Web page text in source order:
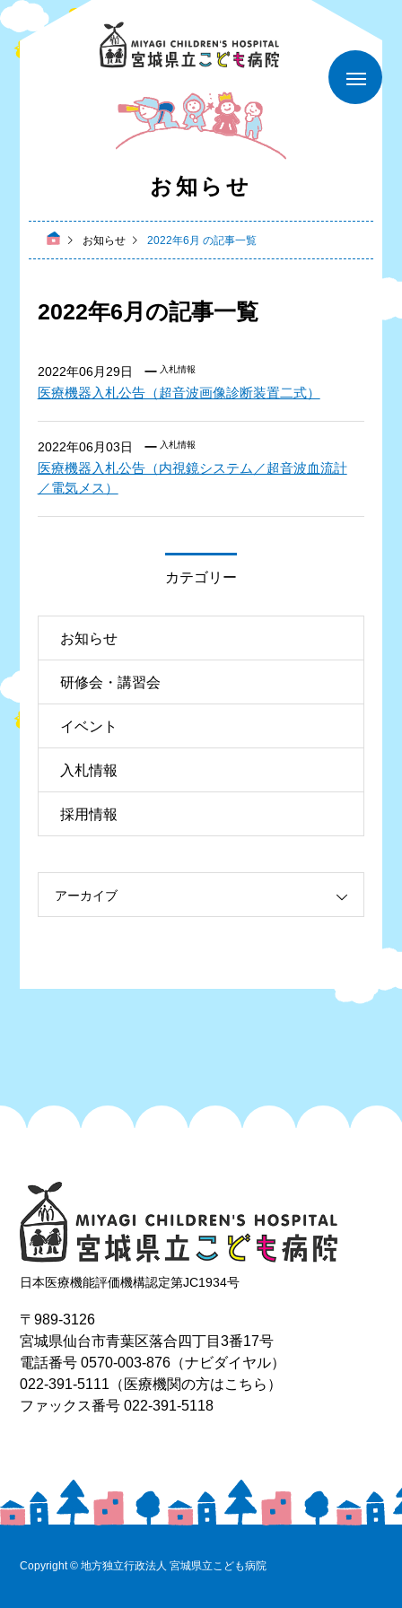
お知らせ
お知らせ 2022年6月 の記事一覧
2022年6月の記事一覧
2022年06月29日 入札情報
医療機器入札公告（超音波画像診断装置二式）
2022年06月03日 入札情報
医療機器入札公告（内視鏡システム／超音波血流計
／電気メス）
カテゴリー
お知らせ
研修会・講習会
イベント
入札情報
採用情報
アーカイブ
日本医療機能評価機構認定第JC1934号
〒989-3126
宮城県仙台市青葉区落合四丁目3番17号
電話番号0570-003-876 （ナビダイヤル）
022-391-5111 （医療機関の方はこちら）
ファックス番号 022-391-5118
Copyright © 地方独立行政法人 宮城県立こども病院